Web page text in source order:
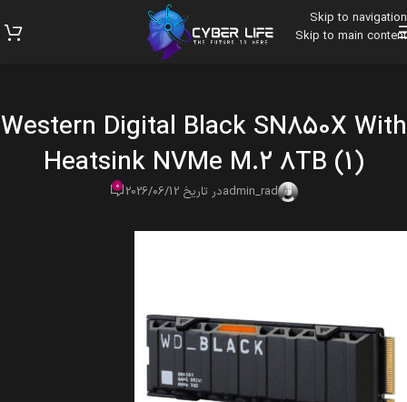
Skip to navigation
Skip to main content
Western Digital Black SN850X With
Heatsink NVMe M.2 8TB (1)
admin_radدر تاریخ 2026/06/12 0